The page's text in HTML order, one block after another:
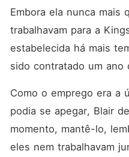
Embora ela nunca mais
trabalhavam para a
estabelecida há mais
sido contratado um ano
Como o emprego era a
podia se apegar, Blair
momento, mantê-lo,
eles nem trabalhavam